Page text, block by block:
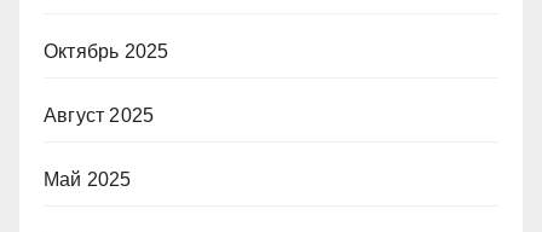
Октябрь 2025
Август 2025
Май 2025